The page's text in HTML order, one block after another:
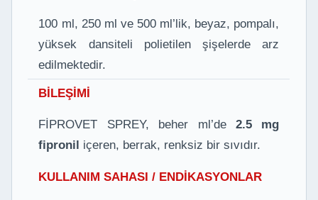
100 ml, 250 ml ve 500 ml’lik, beyaz, pompalı,
yüksek dansiteli polietilen şişelerde arz
edilmektedir.
BİLEŞİMİ
FİPROVET SPREY, beher ml’de 2.5 mg
fipronil içeren, berrak, renksiz bir sıvıdır.
KULLANIM SAHASI / ENDİKASYONLAR